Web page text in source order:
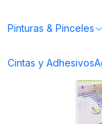
Pinturas & Pinceles
Cintas y Adhesivos